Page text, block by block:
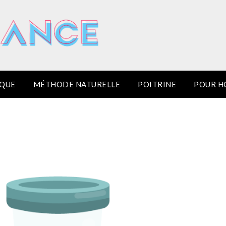
MÉTHODE NATURELLE POITRINE POUR